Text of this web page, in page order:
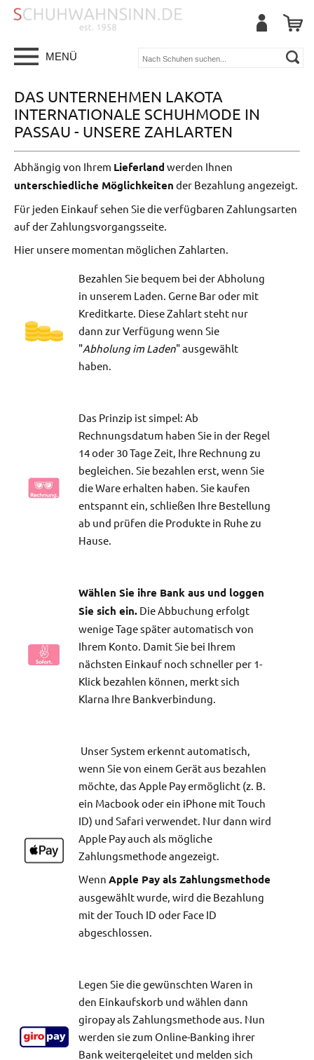
MENÜ
DAS UNTERNEHMEN LAKOTA
INTERNATIONALE SCHUHMODE IN
PASSAU - UNSERE ZAHLARTEN
Abhängig von Ihrem Lieferland werden Ihnen
unterschiedliche Möglichkeiten der Bezahlung angezeigt.
Für jeden Einkauf sehen Sie die verfügbaren Zahlungsarten
auf der Zahlungsvorgangsseite.
Hier unsere momentan möglichen Zahlarten.
Bezahlen Sie bequem bei der Abholung
in unserem Laden. Gerne Bar oder mit
Kreditkarte. Diese Zahlart steht nur
dann zur Verfügung wenn Sie
"Abholung im Laden" ausgewählt
haben.
Das Prinzip ist simpel: Ab
Rechnungsdatum haben Sie in der Regel
14 oder 30 Tage Zeit, Ihre Rechnung zu
begleichen. Sie bezahlen erst, wenn Sie
die Ware erhalten haben. Sie kaufen
entspannt ein, schließen Ihre Bestellung
ab und prüfen die Produkte in Ruhe zu
Hause.
Wählen Sie ihre Bank aus und loggen
Sie sich ein. Die Abbuchung erfolgt
wenige Tage später automatisch von
Ihrem Konto. Damit Sie bei Ihrem
nächsten Einkauf noch schneller per 1-
Klick bezahlen können, merkt sich
Klarna Ihre Bankverbindung.
Unser System erkennt automatisch,
wenn Sie von einem Gerät aus bezahlen
möchte, das Apple Pay ermöglicht (z. B.
ein Macbook oder ein iPhone mit Touch
ID) und Safari verwendet. Nur dann wird
Apple Pay auch als mögliche
Zahlungsmethode angezeigt.
Wenn Apple Pay als Zahlungsmethode
ausgewählt wurde, wird die Bezahlung
mit der Touch ID oder Face ID
abgeschlossen.
Legen Sie die gewünschten Waren in
den Einkaufskorb und wählen dann
giropay als Zahlungsmethode aus. Nun
werden sie zum Online-Banking ihrer
Bank weitergeleitet und melden sich